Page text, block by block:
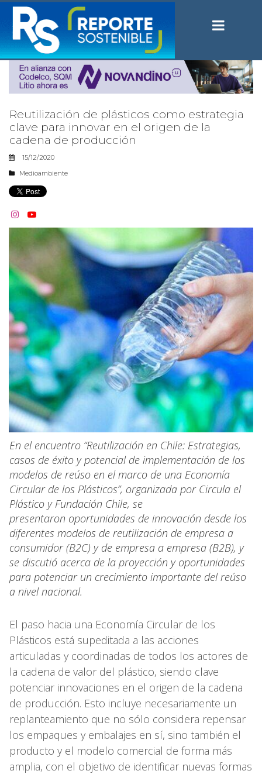
Reutilización de plásticos como estrategia
clave para innovar en el origen de la
cadena de producción
15/12/2020
Medioambiente
 
En el encuentro “Reutilización en Chile: Estrategias,
casos de éxito y potencial de implementación de los
modelos de reúso en el marco de una Economía
Circular de los Plásticos”, organizada por Circula el
Plástico y Fundación Chile, se
presentaron oportunidades de innovación desde los
diferentes modelos de reutilización de empresa a
consumidor (B2C) y de empresa a empresa (B2B), y
se discutió acerca de la proyección y oportunidades
para potenciar un crecimiento importante del reúso
a nivel nacional.
El paso hacia una Economía Circular de los
Plásticos está supeditada a las acciones
articuladas y coordinadas de todos los actores de
la cadena de valor del plástico, siendo clave
potenciar innovaciones en el origen de la cadena
de producción. Esto incluye necesariamente un
replanteamiento que no sólo considera repensar
los empaques y embalajes en sí, sino también el
producto y el modelo comercial de forma más
amplia, con el objetivo de identificar nuevas formas